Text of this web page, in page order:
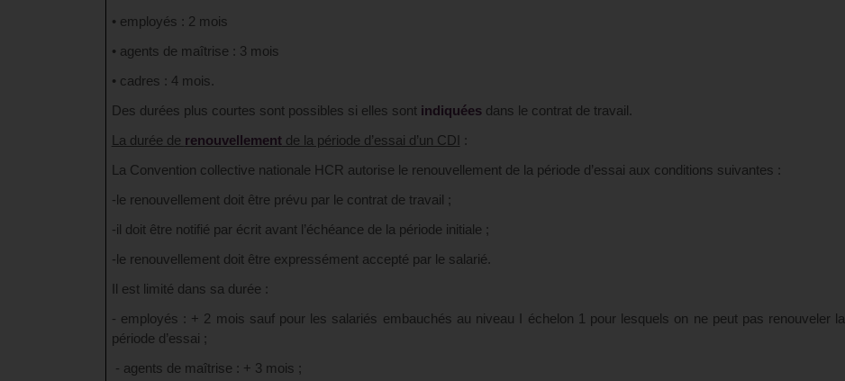
• employés : 2 mois
• agents de maîtrise : 3 mois
• cadres : 4 mois.
Des durées plus courtes sont possibles si elles sont indiquéesdans le contrat de travail.
La durée de renouvellementde la période d’essai d’un CDI :
La Convention collective nationale HCR autorise le renouvellement de la période d’essai aux conditions suivantes :
-le renouvellement doit être prévu par le contrat de travail ;
-il doit être notifié par écrit avant l’échéance de la période initiale ;
-le renouvellement doit être expressément accepté par le salarié.
Il est limité dans sa durée :
- employés : + 2 mois sauf pour les salariés embauchés au niveau I échelon 1 pour lesquels on ne peut pas renouveler la
période d’essai ;
- agents de maîtrise : + 3 mois ;